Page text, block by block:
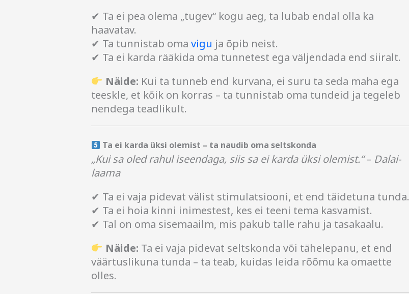
✔ Ta ei pea olema „tugev“ kogu aeg, ta lubab endal olla ka
haavatav.
✔ Ta tunnistab oma vigu ja õpib neist.
✔ Ta ei karda rääkida oma tunnetest ega väljendada end siiralt.
Näide: Kui ta tunneb end kurvana, ei suru ta seda maha ega
teeskle, et kõik on korras – ta tunnistab oma tundeid ja tegeleb
nendega teadlikult.
Ta ei karda üksi olemist – ta naudib oma seltskonda
„Kui sa oled rahul iseendaga, siis sa ei karda üksi olemist.“– Dalai-
laama
✔ Ta ei vaja pidevat välist stimulatsiooni, et end täidetuna tunda.
✔ Ta ei hoia kinni inimestest, kes ei teeni tema kasvamist.
✔ Tal on oma sisemaailm, mis pakub talle rahu ja tasakaalu.
Näide: Ta ei vaja pidevat seltskonda või tähelepanu, et end
väärtuslikuna tunda – ta teab, kuidas leida rõõmu ka omaette
olles.